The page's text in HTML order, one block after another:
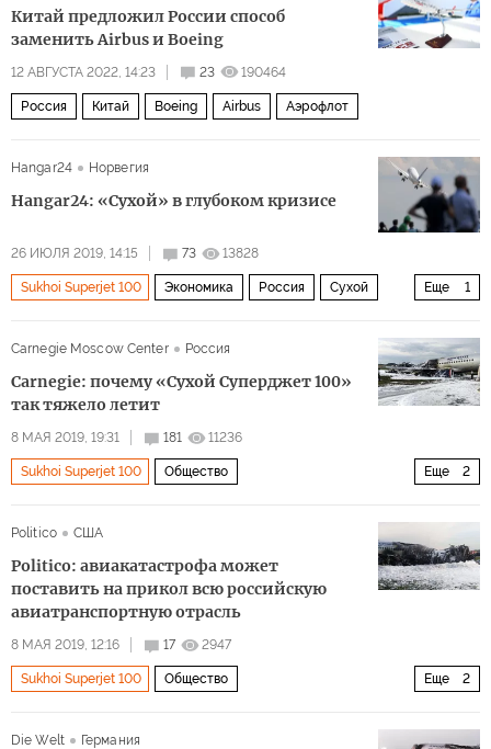
Китай предложил России способ
заменить Airbus и Boeing
12 АВГУСТА 2022, 14:23 23 190464
Россия Китай Boeing Airbus Аэрофлот
Hangar24 Норвегия
Hangar24: «Сухой» в глубоком кризисе
26 ИЮЛЯ 2019, 14:15 73 13828
Еще 1
Sukhoi Superjet 100 Экономика Россия Сухой
Carnegie Moscow Center
Россия
Carnegie: почему «Сухой Суперджет 100»
так тяжело летит
8 МАЯ 2019, 19:31 181 11236
Еще 2
Sukhoi Superjet 100 Общество
Politico
США
Politico: авиакатастрофа может
поставить на прикол всю российскую
авиатранспортную отрасль
8 МАЯ 2019, 12:16 17 2947
Еще 2
Sukhoi Superjet 100 Общество
Die Welt
Германия